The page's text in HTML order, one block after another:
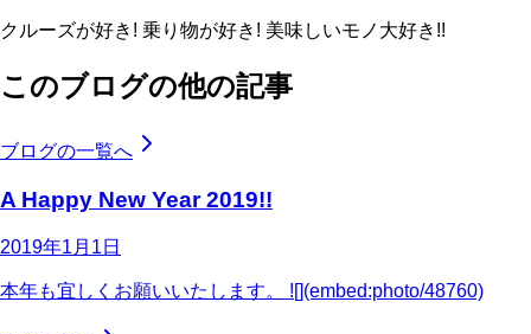
クルーズが好き! 乗り物が好き! 美味しいモノ大好き!!
このブログの他の記事
ブログの一覧へ
A Happy New Year 2019!!
2019年1月1日
本年も宜しくお願いいたします。 ![](embed:photo/48760)